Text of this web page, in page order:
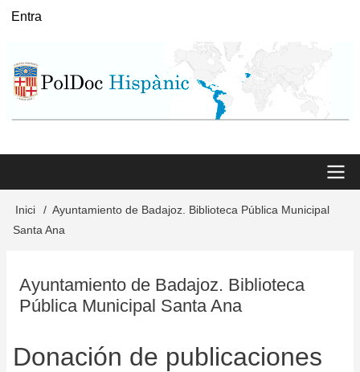
Vés
User
Entra
Main
Inici
Ayuntamiento de Badajoz. Biblioteca Pública Municipal
Santa Ana
Ayuntamiento de Badajoz. Biblioteca
Pública Municipal Santa Ana
Donación de publicaciones